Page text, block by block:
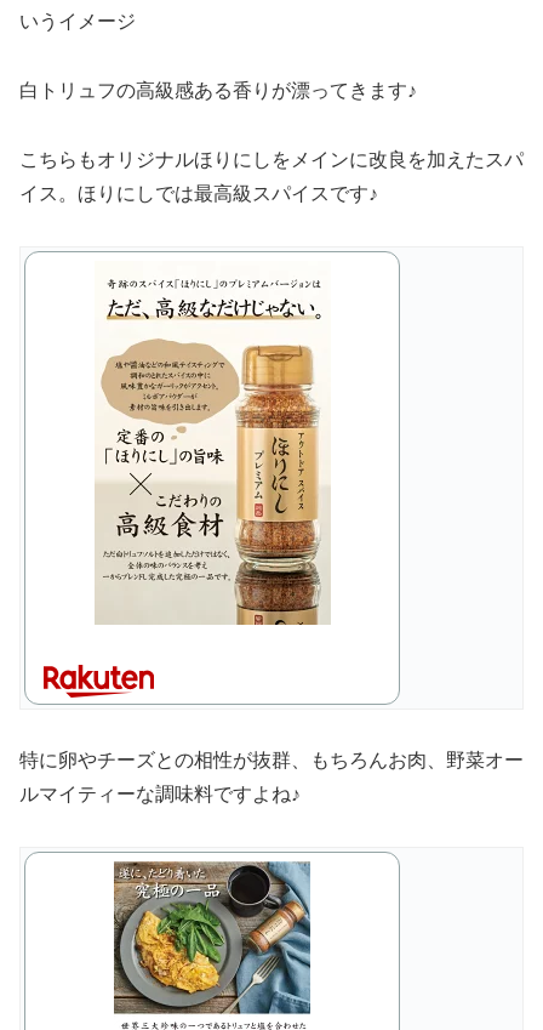
いうイメージ
白トリュフの高級感ある香りが漂ってきます♪
こちらもオリジナルほりにしをメインに改良を加えたスパ
イス。ほりにしでは最高級スパイスです♪
特に卵やチーズとの相性が抜群、もちろんお肉、野菜オー
ルマイティーな調味料ですよね♪